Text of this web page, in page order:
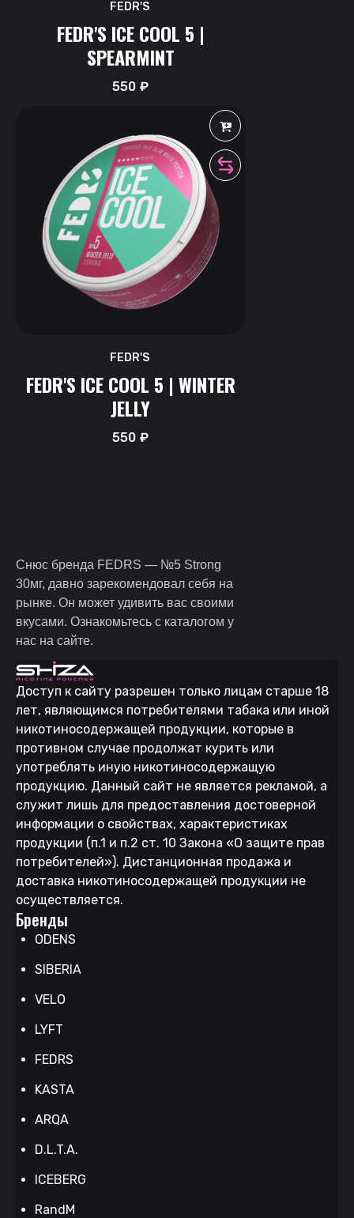
FEDR'S
FEDR'S ICE COOL 5 |
SPEARMINT
550₽
FEDR'S
FEDR'S ICE COOL 5 | WINTER
JELLY
550₽
Снюс бренда FEDRS — №5 Strong
30мг, давно зарекомендовал себя на
рынке. Он может удивить вас своими
вкусами. Ознакомьтесь с каталогом у
нас на сайте.
Доступ к сайту разрешен только лицам старше 18
лет, являющимся потребителями табака или иной
никотиносодержащей продукции, которые в
противном случае продолжат курить или
употреблять иную никотиносодержащую
продукцию. Данный сайт не является рекламой, а
служит лишь для предоставления достоверной
информации о свойствах, характеристиках
продукции (п.1 и п.2 ст. 10 Закона «О защите прав
потребителей»). Дистанционная продажа и
доставка никотиносодержащей продукции не
осуществляется.
Бренды
ODENS
SIBERIA
VELO
LYFT
FEDRS
KASTA
ARQA
D.L.T.A.
ICEBERG
RandM